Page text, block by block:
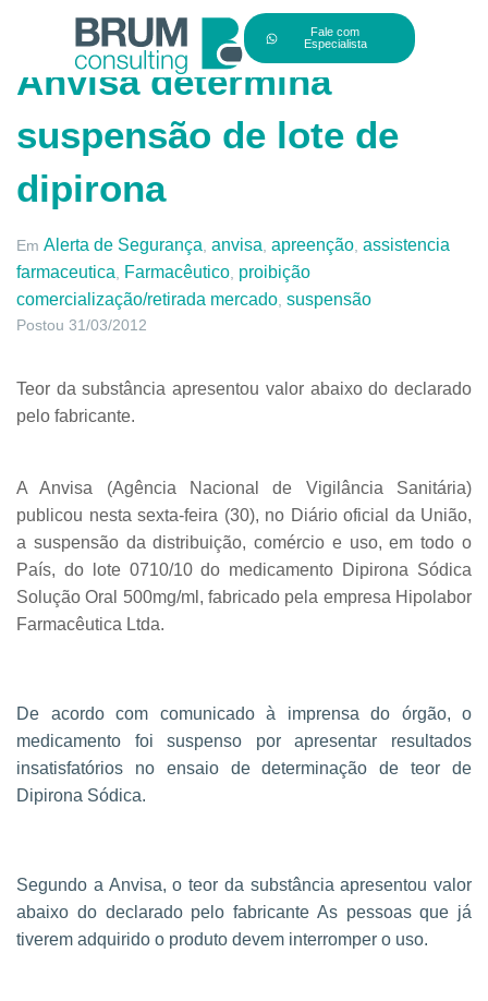
Fale com
Especialista
Anvisa determina
suspensão de lote de
dipirona
Em Alerta de Segurança anvisa apreenção assistencia
farmaceutica
Farmacêutico proibição
comercialização/retirada mercado suspensão
Postou 31/03/2012
Teor da substância apresentou valor abaixo do declarado
pelo fabricante.
A Anvisa (Agência Nacional de Vigilância Sanitária)
publicou nesta sexta-feira (30), no Diário oficial da União,
a suspensão da distribuição, comércio e uso, em todo o
País, do lote 0710/10 do medicamento Dipirona Sódica
Solução Oral 500mg/ml, fabricado pela empresa Hipolabor
Farmacêutica Ltda.
De acordo com comunicado à imprensa do órgão, o
medicamento foi suspenso por apresentar resultados
insatisfatórios no ensaio de determinação de teor de
Dipirona Sódica.
Segundo a Anvisa, o teor da substância apresentou valor
abaixo do declarado pelo fabricante As pessoas que já
tiverem adquirido o produto devem interromper o uso.